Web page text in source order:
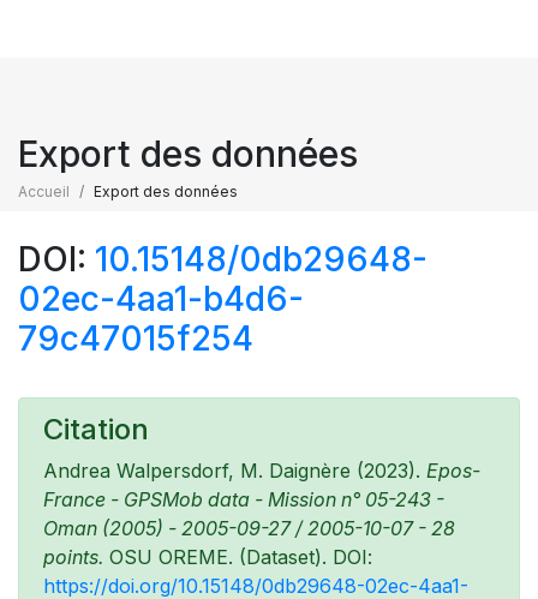
Export des données
Accueil Export des données
DOI: 10.15148/0db29648-
02ec-4aa1-b4d6-
79c47015f254
Citation
Andrea Walpersdorf, M. Daignère (2023). Epos-
France - GPSMob data - Mission n° 05-243 -
Oman (2005) - 2005-09-27 / 2005-10-07 - 28
points. OSU OREME. (Dataset). DOI:
https://doi.org/10.15148/0db29648-02ec-4aa1-